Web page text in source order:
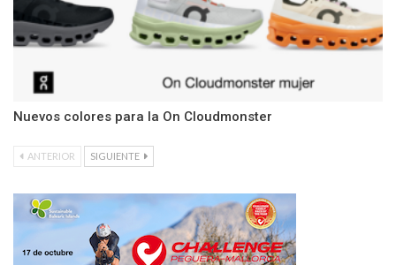
Nuevos colores para la On Cloudmonster
ANTERIOR SIGUIENTE